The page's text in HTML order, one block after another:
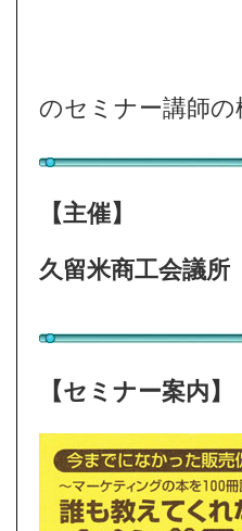
のセミナー講師
【主催】
久留米商工会議所
【セミナー案内】